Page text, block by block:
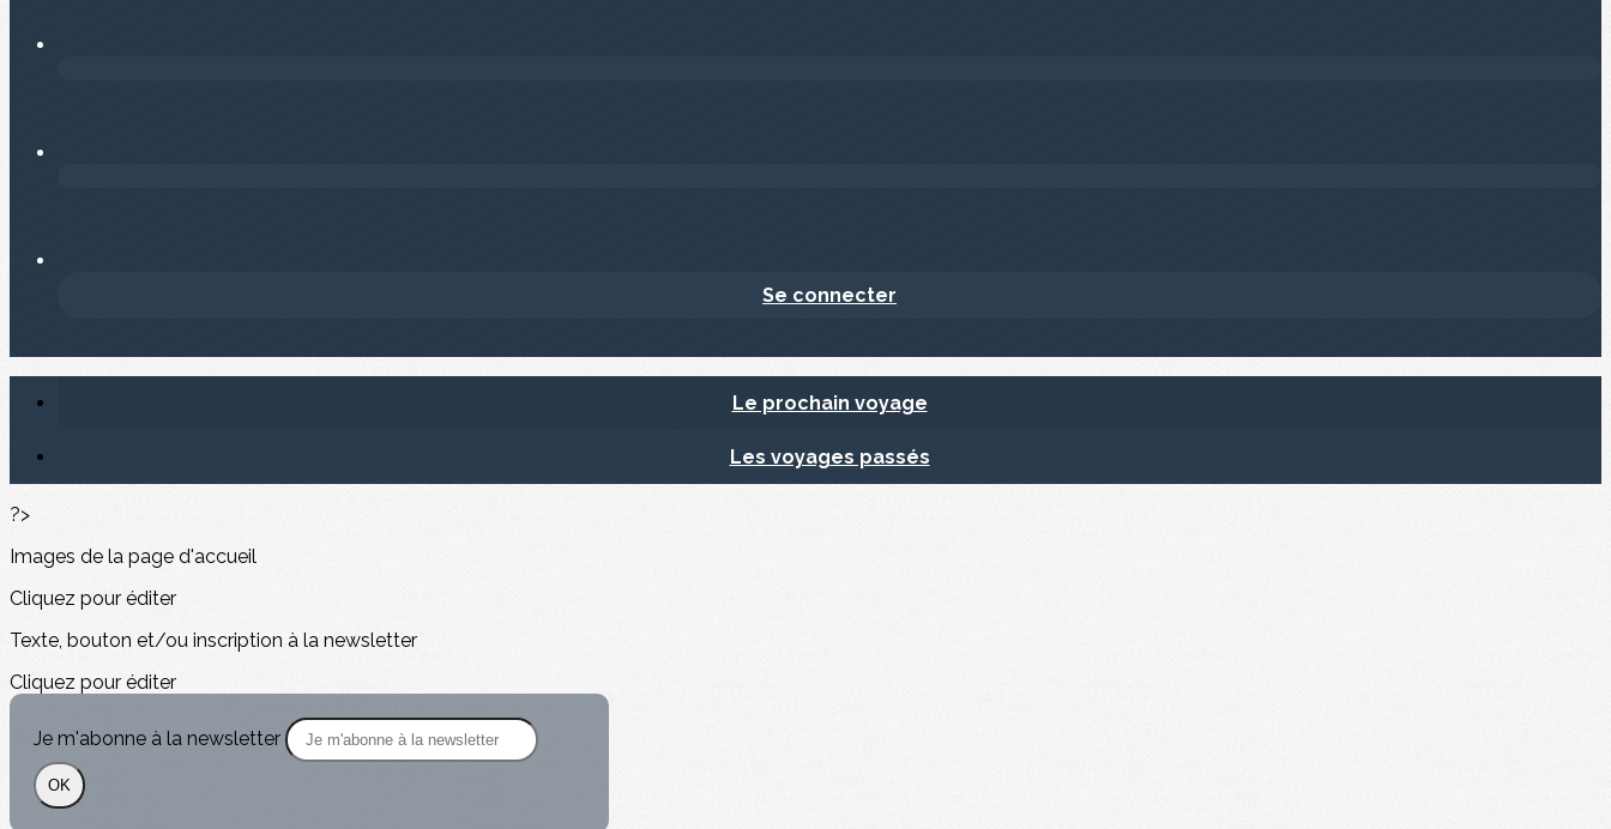
Se connecter
Le prochain voyage
Les voyages passés
?>
Images de la page d'accueil
Cliquez pour éditer
Texte, bouton et/ou inscription à la newsletter
Cliquez pour éditer
Je m'abonne à la newsletter
OK